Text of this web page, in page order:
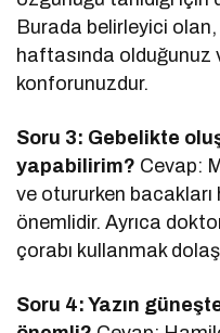
Burada belirleyici olan,
haftasında olduğunuz
konforunuzdur.
Soru 3: Gebelikte
yapabilirim? Cevap:
ve otururken
önemlidir. Ayrıca
çorabı kullanmak
Soru 4: Yazın